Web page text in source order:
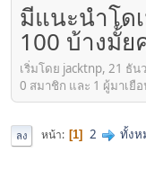
มีแนะนำโด
100 บ้างมั้ย
เริ่มโดย jacktnp, 21 ธั
0 สมาชิก และ 1 ผู้มาเยื
ลง หน้า 1 2 ทั้งห